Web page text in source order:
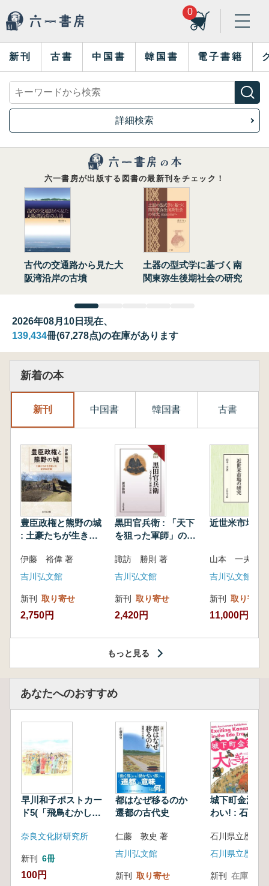
0
新刊 古書 中国書 韓国書 電子書籍
詳細検索
六一書房が出版する図書の最新刊をチェック！
古代の交通路から見た大
阪湾沿岸の古墳
土器の型式学に基づく南
関東弥生後期社会の研究
2026年08月10日現在、
139,434冊(67,278点)の在庫があります
新着の本
新刊 中国書 韓国書 古書
豊臣政権と熊野の城
: 土豪たちが生き抜
伊藤 裕偉 著
吉川弘文館
新刊 取り寄せ
2,750円
黒田官兵衛 : 「天下
を狙った軍師」の実
諏訪 勝則 著
吉川弘文館
新刊 取り寄せ
2,420円
近世米市場の
山本 一夫
吉川弘文館
新刊 取り寄せ
11,000円
もっと見る
あなたへのおすすめ
早川和子ポストカー
ド5(「飛鳥むかしむ
なさん)
奈良文化財研究所
新刊 6冊
100円
都はなぜ移るのか
遷都の古代史
仁藤 敦史 著
吉川弘文館
新刊 取り寄せ
城下町金沢は
わい! : 石川県
念
石川県立歴史
新刊 在庫なし